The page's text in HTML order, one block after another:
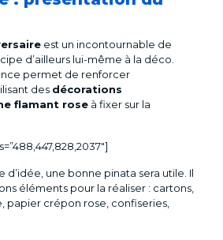
est un incontournable de
d’ailleurs lui-même à la déco.
permet de renforcer
des décorations
flamant roseà fixer sur la
d’idée, une bonne pinata sera utile. Il
éléments pour la réaliser : cartons,
papier crépon rose, confiseries,